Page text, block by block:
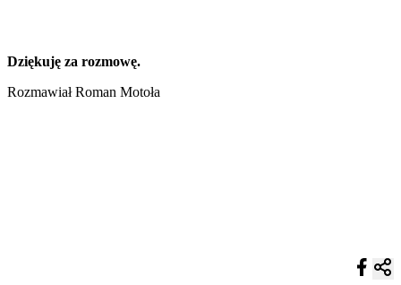
Dziękuję za rozmowę.
Rozmawiał Roman Motoła